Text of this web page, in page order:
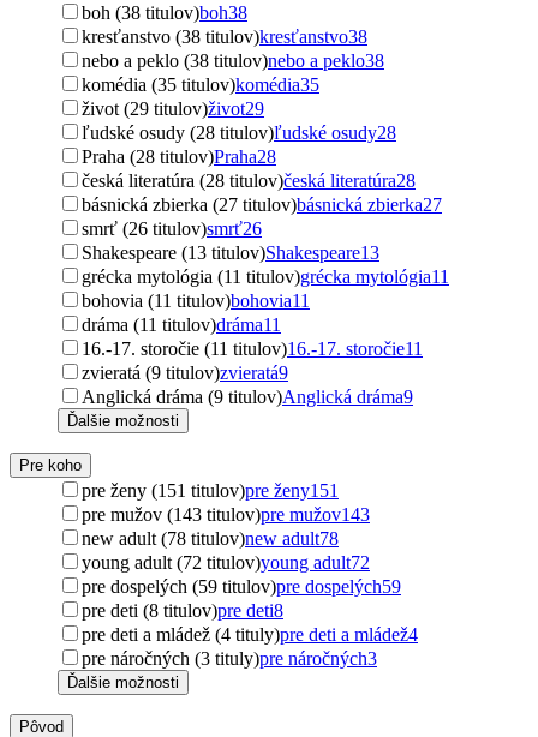
boh (38 titulov)boh38
kresťanstvo (38 titulov)kresťanstvo38
nebo a peklo (38 titulov)nebo a peklo38
komédia (35 titulov)komédia35
život (29 titulov)život29
ľudské osudy (28 titulov)ľudské osudy28
Praha (28 titulov)Praha28
česká literatúra (28 titulov)česká literatúra28
básnická zbierka (27 titulov)básnická zbierka27
smrť (26 titulov)smrť26
Shakespeare (13 titulov)Shakespeare13
grécka mytológia (11 titulov)grécka mytológia11
bohovia (11 titulov)bohovia11
dráma (11 titulov)dráma11
16.-17. storočie (11 titulov)16.-17. storočie11
zvieratá (9 titulov)zvieratá9
Anglická dráma (9 titulov)Anglická dráma9
Ďalšie možnosti
Pre koho
pre ženy (151 titulov)pre ženy151
pre mužov (143 titulov)pre mužov143
new adult (78 titulov)new adult78
young adult (72 titulov)young adult72
pre dospelých (59 titulov)pre dospelých59
pre deti (8 titulov)pre deti8
pre deti a mládež (4 tituly)pre deti a mládež4
pre náročných (3 tituly)pre náročných3
Ďalšie možnosti
Pôvod